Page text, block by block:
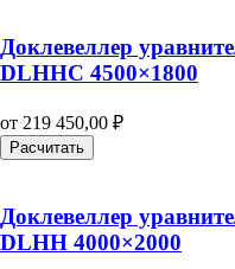
Доклевеллер
DLHHC 4500×1800
от 219 450,00 ₽
Расчитать
Доклевеллер
DLHH 4000×2000